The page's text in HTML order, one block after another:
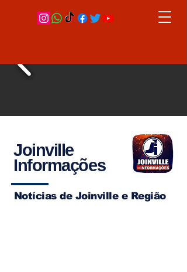
Joinville
Informações
Notícias de Joinville e Região